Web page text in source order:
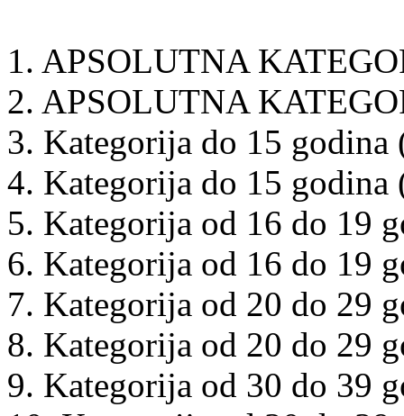
1. APSOLUTNA
2. APSOLUTNA
3. Kategorija do 15 godina
4. Kategorija do 15 godina
5. Kategorija od 16 do 19
6. Kategorija od 16 do 19
7. Kategorija od 20 do 29
8. Kategorija od 20 do 29
9. Kategorija od 30 do 39